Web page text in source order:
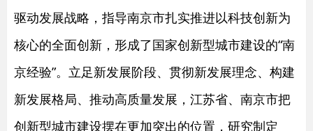
驱动发展战略，指导南京市扎实推进以科技创新为
核心的全面创新，形成了国家创新型城市建设的“南
京经验”。立足新发展阶段、贯彻新发展理念、构建
新发展格局、推动高质量发展，江苏省、南京市把
创新型城市建设摆在更加突出的位置，研究制定